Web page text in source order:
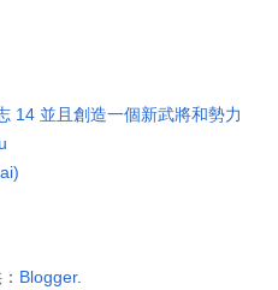
14 並且創造一個新武將和勢力
Blogger.